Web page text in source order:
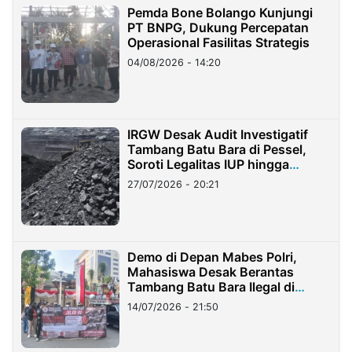
Pemda Bone Bolango Kunjungi
PT BNPG, Dukung Percepatan
Operasional Fasilitas Strategis
04/08/2026 - 14:20
IRGW Desak Audit Investigatif
Tambang Batu Bara di Pessel,
Soroti Legalitas IUP hingga
Stockpile
27/07/2026 - 20:21
Demo di Depan Mabes Polri,
Mahasiswa Desak Berantas
Tambang Batu Bara Ilegal di
Lampung
14/07/2026 - 21:50